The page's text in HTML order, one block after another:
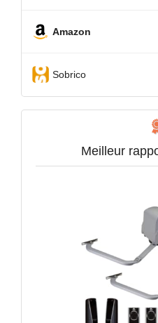
Amazon
Sobrico
Meilleur